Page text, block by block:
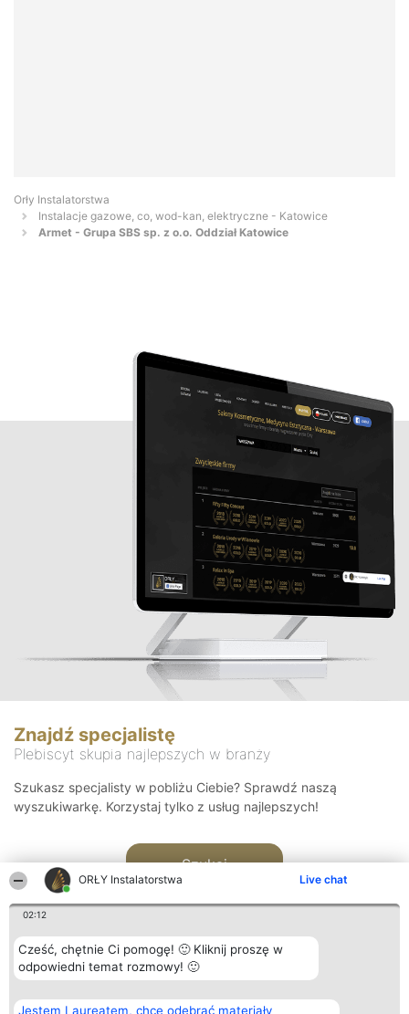
ORŁY Instalatorstwa Live chat
02:12
Cześć, chętnie Ci pomogę! 🙂 Kliknij proszę w
odpowiedni temat rozmowy! 🙂
Jestem Laureatem, chcę odebrać materiały
Orły Instalatorstwa
Instalacje gazowe, co, wod-kan, elektryczne - Katowice
Armet - Grupa SBS sp. z o.o. Oddział Katowice
Znajdź specjalistę
Plebiscyt skupia najlepszych w branży
Szukasz specjalisty w pobliżu Ciebie? Sprawdź naszą
wyszukiwarkę. Korzystaj tylko z usług najlepszych!
Szukaj
Organizator plebiscytu
Bright Side Solutions sp. z o.
Plebiscyt
Laureaci
Kontakt
Kontakt